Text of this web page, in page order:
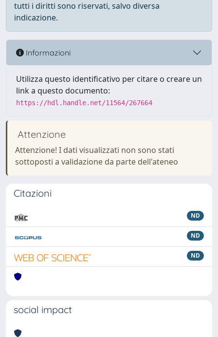
tutti i diritti sono riservati, salvo diversa
indicazione.
Informazioni
Utilizza questo identificativo per citare o creare un
link a questo documento:
https://hdl.handle.net/11564/267664
Attenzione
Attenzione! I dati visualizzati non sono stati
sottoposti a validazione da parte dell'ateneo
Citazioni
ND
ND
ND
social impact